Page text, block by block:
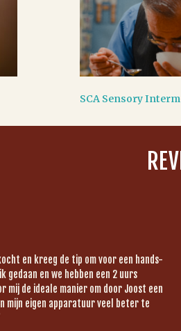
SCA Sensory
en kreeg de tip om voor een hands-
gedaan en we hebben een 2 uurs
mij de ideale manier om door Joost een
mijn eigen apparatuur veel beter te